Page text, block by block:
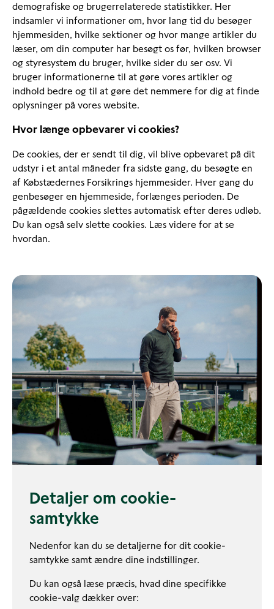
demografiske og brugerrelaterede statistikker. Her
indsamler vi informationer om, hvor lang tid du besøger
hjemmesiden, hvilke sektioner og hvor mange artikler du
læser, om din computer har besøgt os før, hvilken browser
og styresystem du bruger, hvilke sider du ser osv. Vi
bruger informationerne til at gøre vores artikler og
indhold bedre og til at gøre det nemmere for dig at finde
oplysninger på vores website.
Hvor længe opbevarer vi cookies?
De cookies, der er sendt til dig, vil blive opbevaret på dit
udstyr i et antal måneder fra sidste gang, du besøgte en
af Købstædernes Forsikrings hjemmesider. Hver gang du
genbesøger en hjemmeside, forlænges perioden. De
pågældende cookies slettes automatisk efter deres udløb.
Du kan også selv slette cookies. Læs videre for at se
hvordan.
Detaljer om cookie-
samtykke
Nedenfor kan du se detaljerne for dit cookie-
samtykke samt ændre dine indstillinger.
Du kan også læse præcis, hvad dine specifikke
cookie-valg dækker over: